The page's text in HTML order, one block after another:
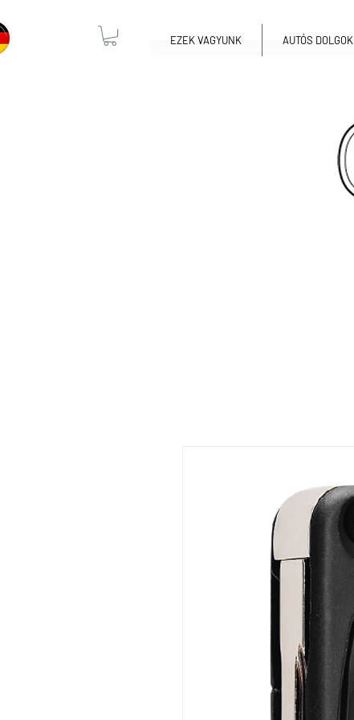
EZEK VAGYUNK AUTÓS DOLGOK